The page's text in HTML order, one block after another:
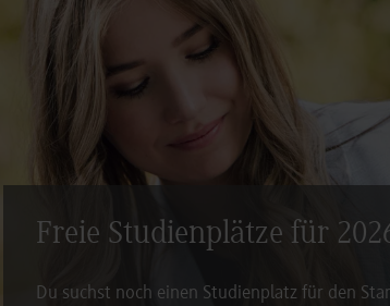
Freie Studienplätze für
Du suchst noch einen Studienplatz für den